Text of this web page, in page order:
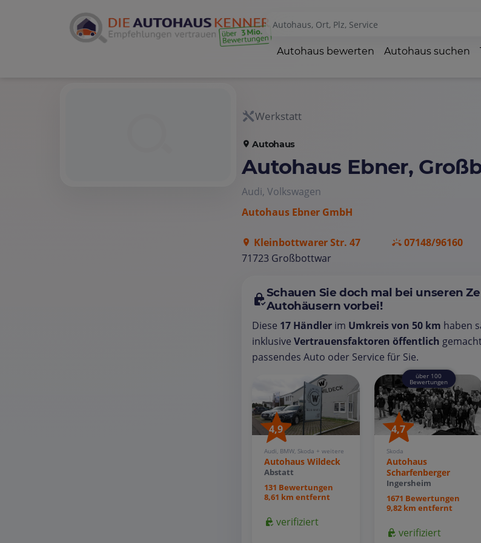
Autohaus bewerten Autohaus suchen
Werkstatt
Autohaus
Autohaus Ebner,
Audi, Volkswagen
Autohaus Ebner GmbH
Kleinbottwarer Str. 47
71723 Großbottwar
07148/96160
Schauen Sie doch mal bei unseren
Autohäusern vorbei!
Diese 17 Händler im Umkreis von 50 km haben
inklusive Vertrauensfaktoren öffentlich
passendes Auto oder Service für Sie.
4,9
Audi, BMW, Skoda + weitere
Autohaus Wildeck
Abstatt
131 Bewertungen
8,61 km entfernt
verifiziert
über 100
Bewertungen
4,7
Skoda
Autohaus
Scharfenberger
Ingersheim
1671 Bewertungen
9,82 km entfernt
verifiziert